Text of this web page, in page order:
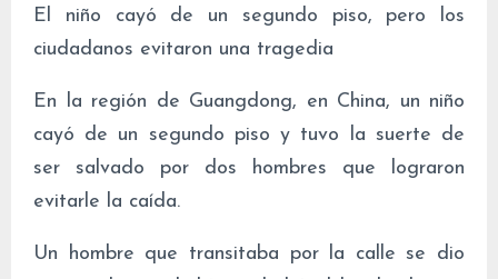
El niño cayó de un segundo piso, pero los
ciudadanos evitaron una tragedia
En la región de Guangdong, en China, un niño
cayó de un segundo piso y tuvo la suerte de
ser salvado por dos hombres que lograron
evitarle la caída.
Un hombre que transitaba por la calle se dio